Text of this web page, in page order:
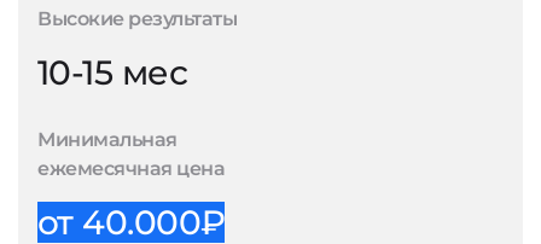
Высокие результаты
10-15 мес
Минимальная
ежемесячная цена
от 40.000₽